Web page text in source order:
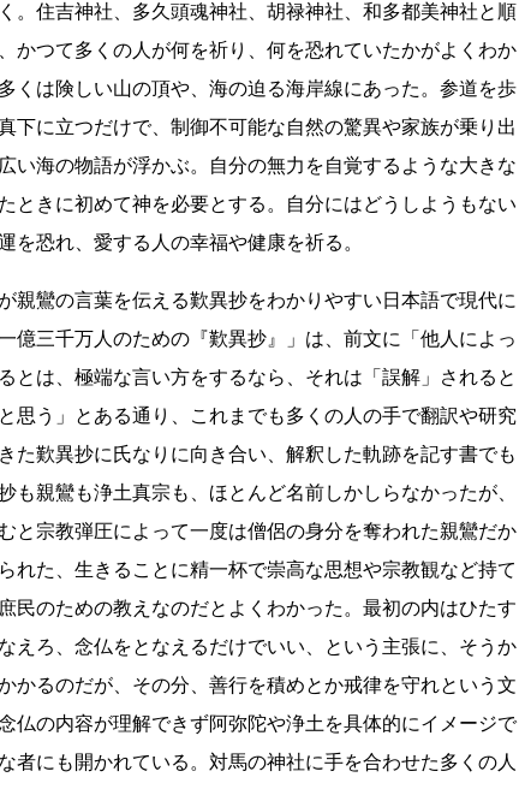
。住吉神社、多久頭魂神社、胡禄神社、和多都美神社と順
かつて多くの人が何を祈り、何を恐れていたかがよくわか
くは険しい山の頂や、海の迫る海岸線にあった。参道を歩
下に立つだけで、制御不可能な自然の驚異や家族が乗り出
い海の物語が浮かぶ。自分の無力を自覚するような大きな
ときに初めて神を必要とする。自分にはどうしようもない
を恐れ、愛する人の幸福や健康を祈る。
親鸞の言葉を伝える歎異抄をわかりやすい日本語で現代に
億三千万人のための『歎異抄』」は、前文に「他人によっ
とは、極端な言い方をするなら、それは「誤解」されると
思う」とある通り、これまでも多くの人の手で翻訳や研究
た歎異抄に氏なりに向き合い、解釈した軌跡を記す書でも
も親鸞も浄土真宗も、ほとんど名前しかしらなかったが、
と宗教弾圧によって一度は僧侶の身分を奪われた親鸞だか
れた、生きることに精一杯で崇高な思想や宗教観など持て
民のための教えなのだとよくわかった。最初の内はひたす
えろ、念仏をとなえるだけでいい、という主張に、そうか
かるのだが、その分、善行を積めとか戒律を守れという文
仏の内容が理解できず阿弥陀や浄土を具体的にイメージで
者にも開かれている。対馬の神社に手を合わせた多くの人